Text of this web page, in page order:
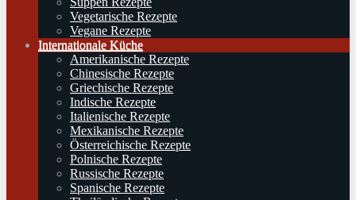
Vegetarische Rezepte
Vegane Rezepte
Internationale Küche
Amerikanische Rezepte
Chinesische Rezepte
Griechische Rezepte
Indische Rezepte
Italienische Rezepte
Mexikanische Rezepte
Österreichische Rezepte
Polnische Rezepte
Russische Rezepte
Spanische Rezepte